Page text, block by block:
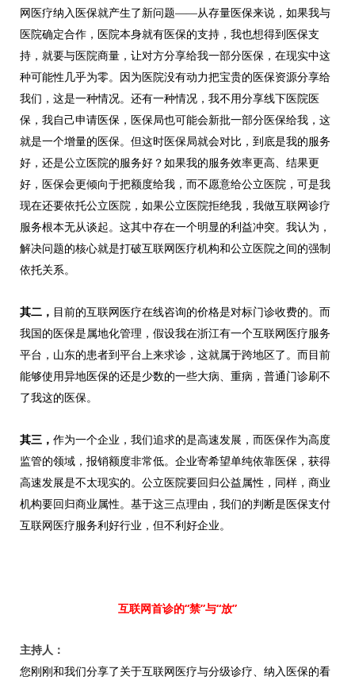
网医疗纳入医保就产生了新问题——从存量医保来说，如果我与
医院确定合作，医院本身就有医保的支持，我也想得到医保支
持，就要与医院商量，让对方分享给我一部分医保，在现实中这
种可能性几乎为零。因为医院没有动力把宝贵的医保资源分享给
我们，这是一种情况。还有一种情况，我不用分享线下医院医
保，我自己申请医保，医保局也可能会新批一部分医保给我，这
就是一个增量的医保。但这时医保局就会对比，到底是我的服务
好，还是公立医院的服务好？如果我的服务效率更高、结果更
好，医保会更倾向于把额度给我，而不愿意给公立医院，可是我
现在还要依托公立医院，如果公立医院拒绝我，我做互联网诊疗
服务根本无从谈起。这其中存在一个明显的利益冲突。我认为，
解决问题的核心就是打破互联网医疗机构和公立医院之间的强制
依托关系。
其二， 目前的互联网医疗在线咨询的价格是对标门诊收费的。而
我国的医保是属地化管理，假设我在浙江有一个互联网医疗服务
平台，山东的患者到平台上来求诊，这就属于跨地区了。而目前
能够使用异地医保的还是少数的一些大病、重病，普通门诊刷不
了我这的医保。
其三， 作为一个企业，我们追求的是高速发展，而医保作为高度
监管的领域，报销额度非常低。企业寄希望单纯依靠医保，获得
高速发展是不太现实的。公立医院要回归公益属性，同样，商业
机构要回归商业属性。基于这三点理由，我们的判断是医保支付
互联网医疗服务利好行业，但不利好企业。
互联网首诊的“禁”与“放”
主持人：
您刚刚和我们分享了关于互联网医疗与分级诊疗、纳入医保的看